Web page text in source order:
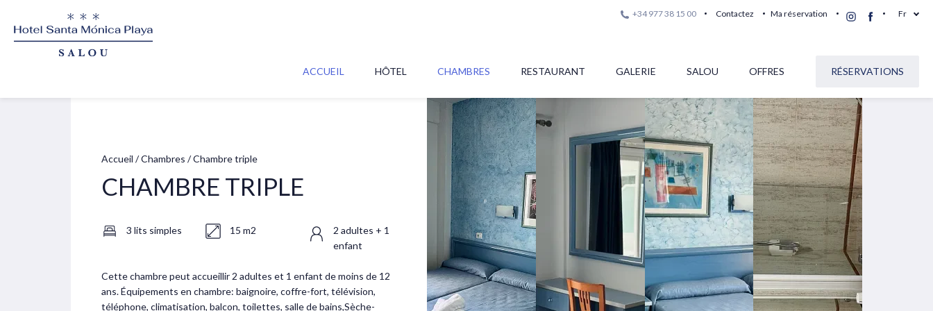
+34 977 38 15 00 Contactez Ma réservation Fr
ACCUEIL HÔTEL CHAMBRES RESTAURANT GALERIE SALOU OFFRES RÉSERVATIONS
Accueil /Chambres /Chambre triple
CHAMBRE TRIPLE
3 lits simples 15 m2
2 adultes + 1
enfant
Cette chambre peut accueillir 2 adultes et 1 enfant de moins de 12
ans. Équipements en chambre: baignoire, coffre-fort, télévision,
téléphone, climatisation, balcon, toilettes, salle de bains,Sèche-